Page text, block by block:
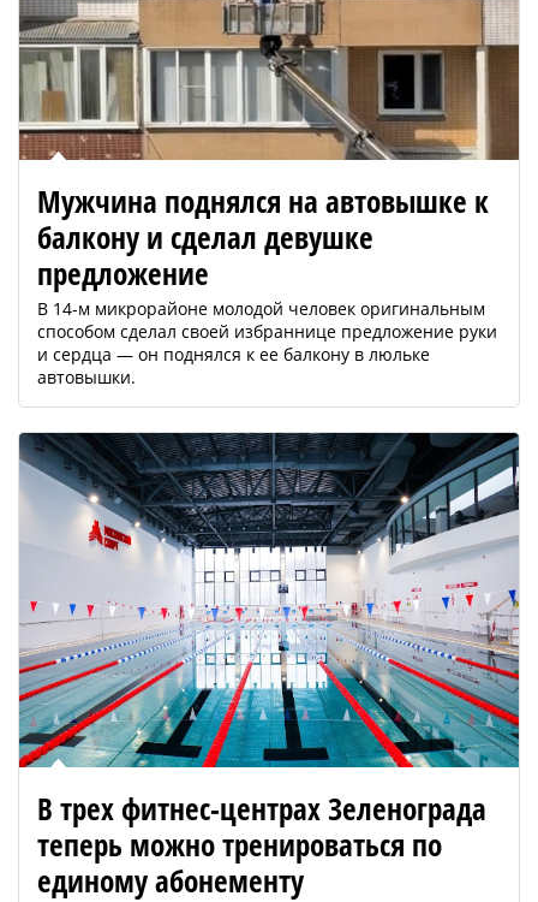
Мужчина поднялся на автовышке к
балкону и сделал девушке
предложение
В 14-м микрорайоне молодой человек оригинальным
способом сделал своей избраннице предложение руки
и сердца — он поднялся к ее балкону в люльке
автовышки.
В трех фитнес-центрах Зеленограда
теперь можно тренироваться по
единому абонементу